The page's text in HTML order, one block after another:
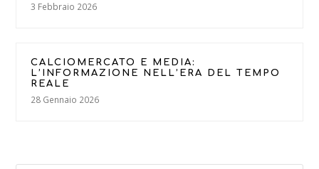
3 Febbraio 2026
CALCIOMERCATO E MEDIA:
L’INFORMAZIONE NELL’ERA DEL TEMPO
REALE
28 Gennaio 2026